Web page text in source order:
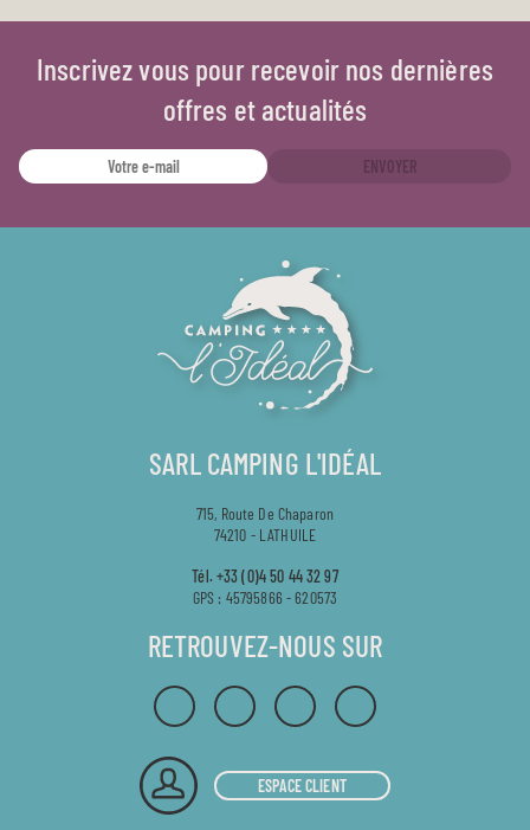
Inscrivez vous pour recevoir nos dernières
offres et actualités
ENVOYER
SARL CAMPING L'IDÉAL
715, Route De Chaparon
74210 - LATHUILE
Tél. +33 (0)4 50 44 32 97
GPS : 45795866 - 620573
RETROUVEZ-NOUS SUR
ESPACE CLIENT